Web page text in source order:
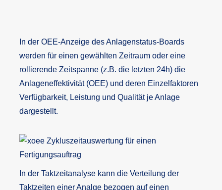
In der OEE-Anzeige des Anlagenstatus-Boards
werden für einen gewählten Zeitraum oder eine
rollierende Zeitspanne (z.B. die letzten 24h) die
Anlageneffektivität (OEE) und deren Einzelfaktoren
Verfügbarkeit, Leistung und Qualität je Anlage
dargestellt.
In der Taktzeitanalyse kann die Verteilung der
Taktzeiten einer Analge bezogen auf einen